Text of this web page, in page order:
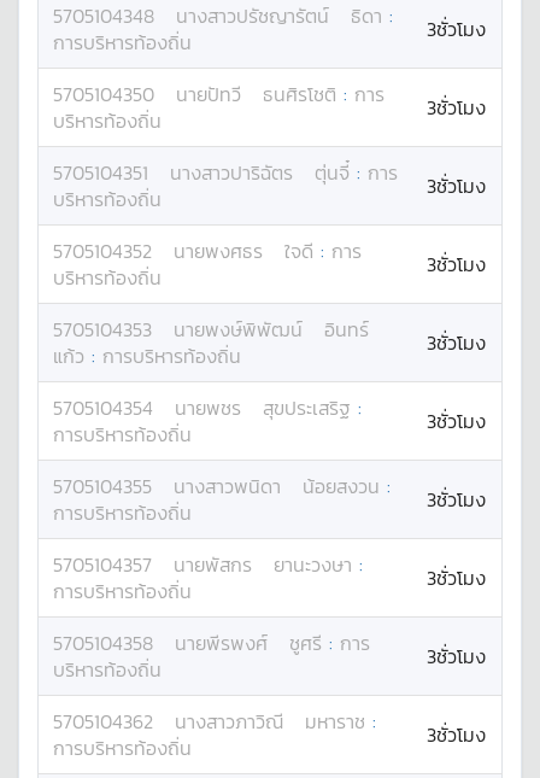
5705104348 นางสาวปรัชญารัตน์ ธิดา :
การบริหารท้องถิ่น
3ชั่วโมง
5705104350 นายปัทวี ธนศิรโชติ : การ
บริหารท้องถิ่น
3ชั่วโมง
5705104351 นางสาวปาริฉัตร ตุ่นจี๋ : การ
บริหารท้องถิ่น
3ชั่วโมง
5705104352 นายพงศธร ใจดี : การ
บริหารท้องถิ่น
3ชั่วโมง
5705104353 นายพงษ์พิพัฒน์
อินทร์
แก้ว : การบริหารท้องถิ่น 3ชั่วโมง
5705104354 นายพชร สุขประเสริฐ :
การบริหารท้องถิ่น
3ชั่วโมง
5705104355 นางสาวพนิดา น้อยสงวน :
การบริหารท้องถิ่น
3ชั่วโมง
5705104357 นายพัสกร ยานะวงษา :
การบริหารท้องถิ่น
3ชั่วโมง
5705104358 นายพีรพงศ์ ชูศรี : การ
บริหารท้องถิ่น
3ชั่วโมง
5705104362 นางสาวภาวิณี มหาราช :
การบริหารท้องถิ่น
3ชั่วโมง